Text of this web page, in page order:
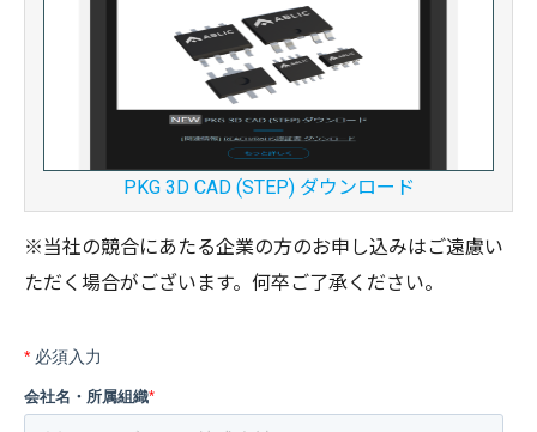
PKG 3D CAD (STEP) ダウンロード
※当社の競合にあたる企業の方のお申し込みはご遠慮い
ただく場合がございます。何卒ご了承ください。